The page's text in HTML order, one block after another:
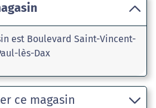
est Boulevard Saint-Vincent-
lès-Dax
ce magasin